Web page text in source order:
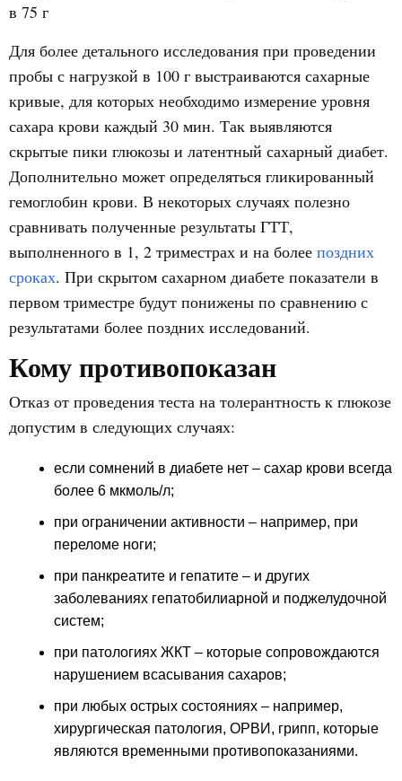
в 75 г
Для более детального исследования при проведении
пробы с нагрузкой в 100 г выстраиваются сахарные
кривые, для которых необходимо измерение уровня
сахара крови каждый 30 мин. Так выявляются
скрытые пики глюкозы и латентный сахарный диабет.
Дополнительно может определяться гликированный
гемоглобин крови. В некоторых случаях полезно
сравнивать полученные результаты ГТТ,
выполненного в 1, 2 триместрах и на более поздних
сроках. При скрытом сахарном диабете показатели в
первом триместре будут понижены по сравнению с
результатами более поздних исследований.
Кому противопоказан
Отказ от проведения теста на толерантность к глюкозе
допустим в следующих случаях:
если сомнений в диабете нет – сахар крови всегда
более 6 мкмоль/л;
при ограничении активности – например, при
переломе ноги;
при панкреатите и гепатите – и других
заболеваниях гепатобилиарной и поджелудочной
систем;
при патологиях ЖКТ – которые сопровождаются
нарушением всасывания сахаров;
при любых острых состояниях – например,
хирургическая патология, ОРВИ, грипп, которые
являются временными противопоказаниями.